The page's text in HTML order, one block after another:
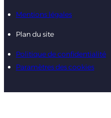
Mentions légales
Plan du site
Politique de confidentialité
Paramètres des cookies